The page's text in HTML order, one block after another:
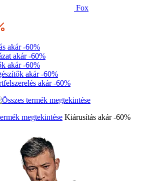
Fox
akár -60%
akár -60%
akár -60%
akár -60%
akár -60%
megtekintése Kiárusítás akár -60%